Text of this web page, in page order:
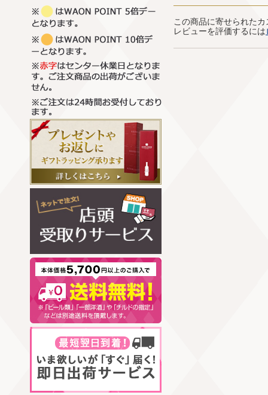
この商品に寄せられた
レビューを評価するには